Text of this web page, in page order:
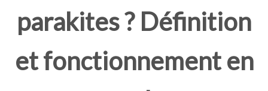
parakites ? Définition
et fonctionnement en